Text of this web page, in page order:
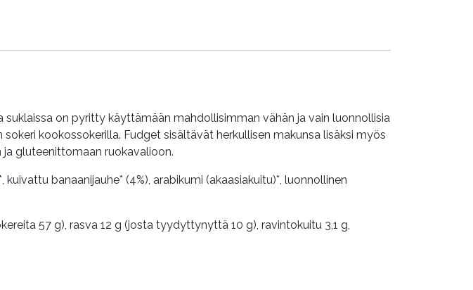
on pyritty käyttämään mahdollisimman vähän ja vain luonnollisia
kookossokerilla. Fudget sisältävät herkullisen makunsa lisäksi myös
gluteenittomaan ruokavalioon.
banaanijauhe* (4%), arabikumi (akaasiakuitu)*, luonnollinen
57 g), rasva 12 g (josta tyydyttynyttä 10 g), ravintokuitu 3,1 g,